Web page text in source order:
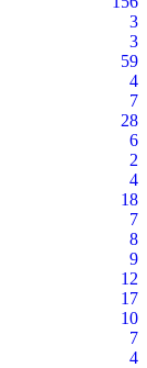
3
3
59
4
7
28
6
2
4
18
7
8
9
12
17
10
7
4